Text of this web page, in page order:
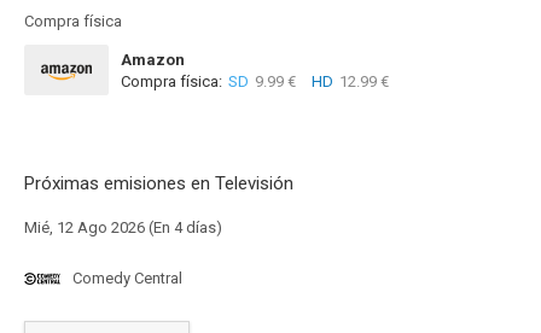
Compra física
Amazon
Compra física: SD 9.99 € HD 12.99 €
Próximas emisiones en Televisión
Mié, 12 Ago 2026 (En 4 días)
Comedy Central